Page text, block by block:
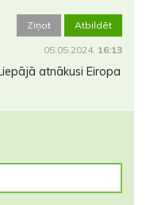
Ziņot Atbildēt
05.05.2024. 16:13
atnākusi Eiropa